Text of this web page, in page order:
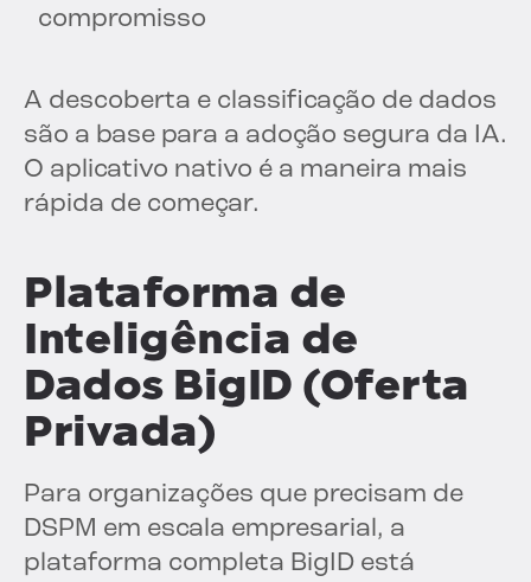
compromisso
A descoberta e classificação de dados
são a base para a adoção segura da IA.
O aplicativo nativo é a maneira mais
rápida de começar.
Plataforma de
Inteligência de
Dados BigID (Oferta
Privada)
Para organizações que precisam de
DSPM em escala empresarial, a
plataforma completa BigID está